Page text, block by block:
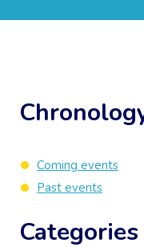
Coming events
Past events
Categories